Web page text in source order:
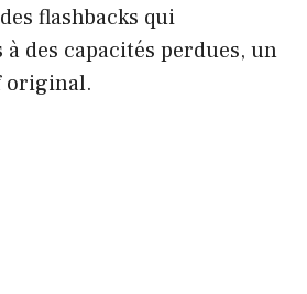
flashbacks qui
des capacités perdues, un
original.